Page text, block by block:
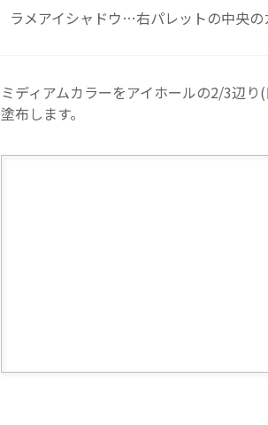
ラメアイシャドウ…右パレットの中央の
ミディアムカラーをアイホールの2/3辺
塗布します。